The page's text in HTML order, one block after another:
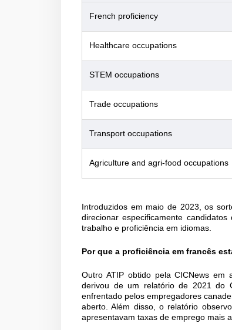
French proficiency
Healthcare occupations
STEM occupations
Trade occupations
Transport occupations
Agriculture and agri-food occupations
Introduzidos em maio de 2023, os
direcionar especificamente
trabalho e proficiência em idiomas.
Por que a proficiência em francês
Outro ATIP obtido pela CICNews
derivou de um relatório de 2021 do
enfrentado pelos empregadores
aberto. Além disso, o relatório
apresentavam taxas de emprego mais